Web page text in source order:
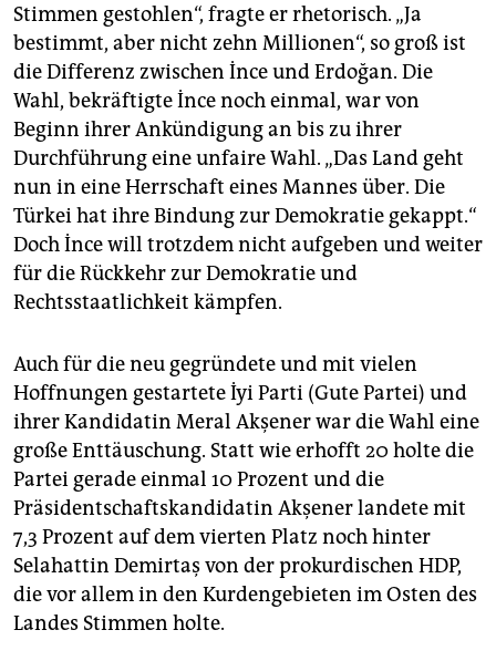
Stimmen gestohlen“, fragte er rhetorisch. „Ja
bestimmt, aber nicht zehn Millionen“, so groß ist
die Differenz zwischen İnce und Erdoğan. Die
Wahl, bekräftigte İnce noch einmal, war von
Beginn ihrer Ankündigung an bis zu ihrer
Durchführung eine unfaire Wahl. „Das Land geht
nun in eine Herrschaft eines Mannes über. Die
Türkei hat ihre Bindung zur Demokratie gekappt.“
Doch İnce will trotzdem nicht aufgeben und weiter
für die Rückkehr zur Demokratie und
Rechtsstaatlichkeit kämpfen.
Auch für die neu gegründete und mit vielen
Hoffnungen gestartete İyi Parti (Gute ­Partei) und
ihrer Kandidatin Meral Akşener war die Wahl eine
große Enttäuschung. Statt wie erhofft 20 holte die
Partei gerade einmal 10 Prozent und die
Präsidentschaftskandidatin Ak­şener landete mit
7,3 Prozent auf dem vierten Platz noch hinter
Selahattin Demirtaş von der prokurdischen HDP,
die vor allem in den Kurdengebieten im Osten des
Landes Stimmen holte.